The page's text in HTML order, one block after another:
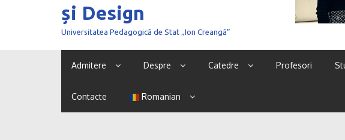
și Design
Universitatea Pedagogică de Stat „Ion Creangă”
Admitere Despre Catedre Profesori
Contacte Romanian